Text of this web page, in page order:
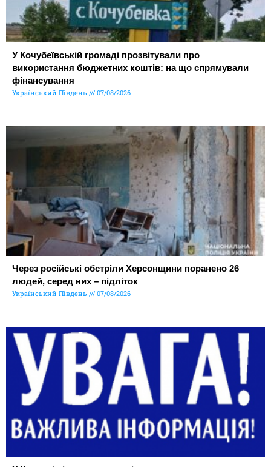
У Кочубеївській громаді прозвітували про
використання бюджетних коштів: на що спрямували
фінансування
Український Південь 07/08/2026
Через російські обстріли Херсонщини поранено 26
людей, серед них – підліток
Український Південь 07/08/2026